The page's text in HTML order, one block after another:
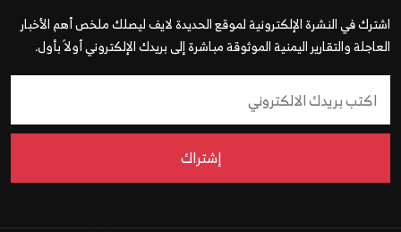
اشترك في النشرة الإلكترونية لموقع الحديدة لايف ليصلك ملخص أهم الأخبار
العاجلة والتقارير اليمنية الموثوقة مباشرة إلى بريدك الإلكتروني أولاً بأول.
إشتراك